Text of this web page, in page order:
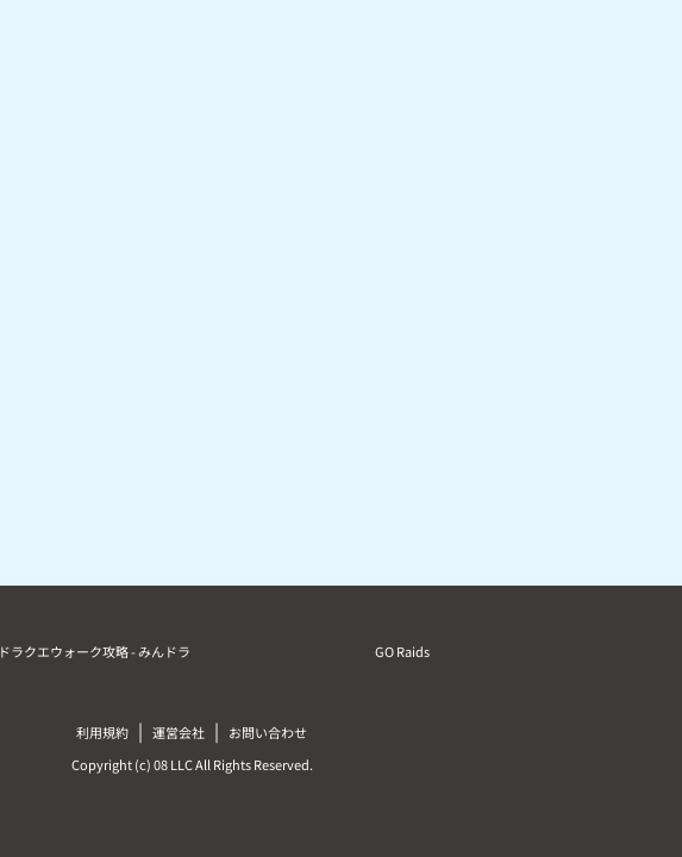
ドラクエウォーク攻略 - みんドラ
GO Raids
利用規約 | 運営会社 |
お問い合わせ
Copyright (c) 08 LLC All Rights Reserved.